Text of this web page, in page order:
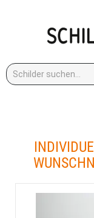
Stichwort: